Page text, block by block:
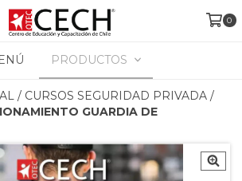
0
PRODUCTOS
/ CURSOS SEGURIDAD PRIVADA /
GUARDIA DE